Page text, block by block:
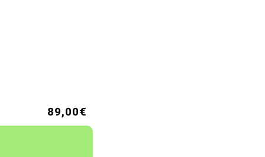
89,00€